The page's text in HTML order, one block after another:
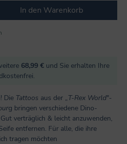
Gib den gewünschten
In den Warenkorb
68,99 € und Sie erhalten Ihre
Die Tattoos aus der „T-Rex World"-
g bringen verschiedene Dino-
verträglich & leicht anzuwenden,
entfernen. Für alle, die ihre
tragen möchten